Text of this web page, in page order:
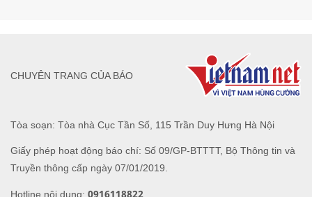
Tòa soạn: Tòa nhà Cục Tần Số, 115 Trần Duy Hưng Hà Nội
Giấy phép hoạt động báo chí: Số 09/GP-BTTTT, Bộ Thông tin và
Truyền thông cấp ngày 07/01/2019.
Hotline nội dung: 0916118822
CHUYÊN TRANG CỦA BÁO